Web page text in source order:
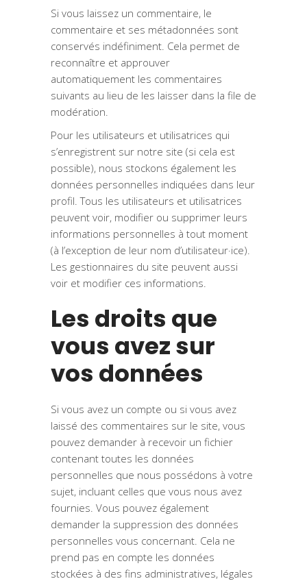
Si vous laissez un commentaire, le
commentaire et ses métadonnées sont
conservés indéfiniment. Cela permet de
reconnaître et approuver
automatiquement les commentaires
suivants au lieu de les laisser dans la file de
modération.
Pour les utilisateurs et utilisatrices qui
s’enregistrent sur notre site (si cela est
possible), nous stockons également les
données personnelles indiquées dans leur
profil. Tous les utilisateurs et utilisatrices
peuvent voir, modifier ou supprimer leurs
informations personnelles à tout moment
(à l’exception de leur nom d’utilisateur·ice).
Les gestionnaires du site peuvent aussi
voir et modifier ces informations.
Les droits que
vous avez sur
vos données
Si vous avez un compte ou si vous avez
laissé des commentaires sur le site, vous
pouvez demander à recevoir un fichier
contenant toutes les données
personnelles que nous possédons à votre
sujet, incluant celles que vous nous avez
fournies. Vous pouvez également
demander la suppression des données
personnelles vous concernant. Cela ne
prend pas en compte les données
stockées à des fins administratives, légales